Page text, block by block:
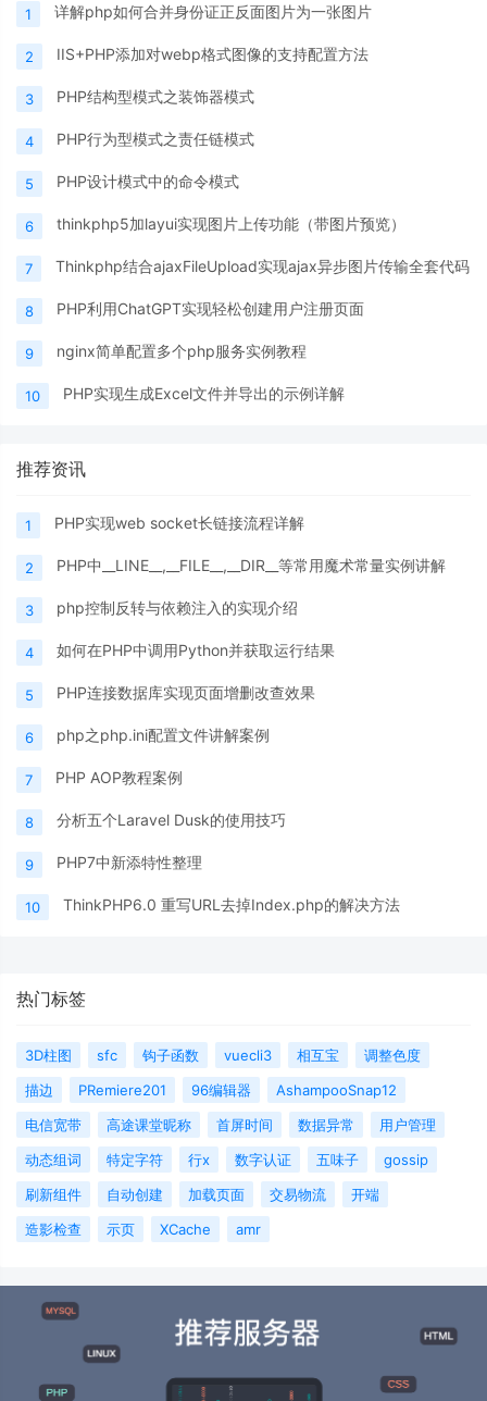
1 详解php如何合并身份证正反面图片为一张图片
2 IIS+PHP添加对webp格式图像的支持配置方法
3 PHP结构型模式之装饰器模式
4 PHP行为型模式之责任链模式
5 PHP设计模式中的命令模式
6 thinkphp5加layui实现图片上传功能（带图片预览）
7 Thinkphp结合ajaxFileUpload实现ajax异步图片传输全套代码
8 PHP利用ChatGPT实现轻松创建用户注册页面
9 nginx简单配置多个php服务实例教程
10 PHP实现生成Excel文件并导出的示例详解
推荐资讯
1 PHP实现web socket长链接流程详解
2 PHP中__LINE__,__FILE__,__DIR__等常用魔术常量实例讲解
3 php控制反转与依赖注入的实现介绍
4 如何在PHP中调用Python并获取运行结果
5 PHP连接数据库实现页面增删改查效果
6 php之php.ini配置文件讲解案例
7 PHP AOP教程案例
8 分析五个Laravel Dusk的使用技巧
9 PHP7中新添特性整理
10 ThinkPHP6.0 重写URL去掉Index.php的解决方法
热门标签
3D柱图 sfc 钩子函数 vuecli3 相互宝
调整色度
描边
PRemiere201 96编辑器
AshampooSnap12
电信宽带
高途课堂昵称 首屏时间 数据异常
用户管理
动态组词
特定字符 行x 数字认证 五味子
gossip
刷新组件
自动创建 加载页面 交易物流
开端
造影检查
示页 XCache amr